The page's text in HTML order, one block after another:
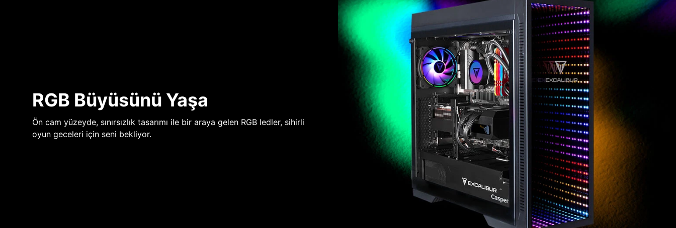
RGB Büyüsünü Yaşa
Ön cam yüzeyde, sınırsızlık tasarımı ile bir araya gelen RGB ledler, sihirli
oyun geceleri için seni bekliyor.